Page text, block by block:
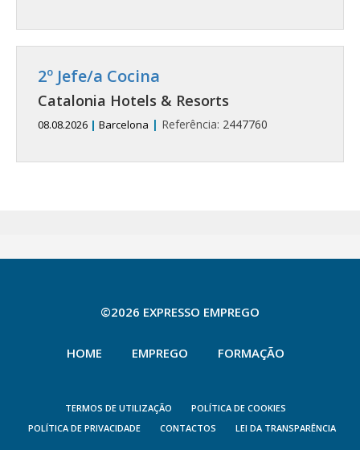
2º Jefe/a Cocina
Catalonia Hotels & Resorts
08.08.2026 | Barcelona | Referência: 2447760
©2026 EXPRESSO EMPREGO
HOME EMPREGO FORMAÇÃO
TERMOS DE UTILIZAÇÃO
POLÍTICA DE COOKIES
POLÍTICA DE PRIVACIDADE
CONTACTOS LEI DA TRANSPARÊNCIA